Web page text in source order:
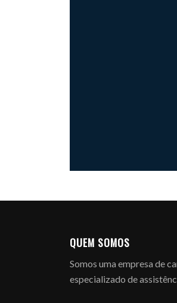
QUEM SOMOS
Somos uma empresa de
especializado de